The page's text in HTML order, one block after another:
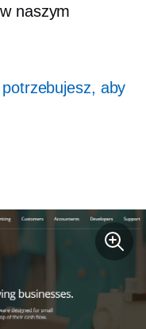
naszym
aby